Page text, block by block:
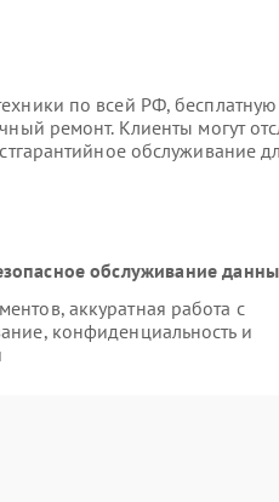
по всей РФ, бесплатную
ремонт. Клиенты могут
обслуживание
обслуживание
аккуратная работа с
конфиденциальность и